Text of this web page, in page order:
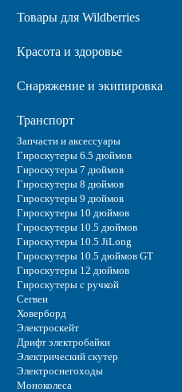
Товары для Wildberries
Красота и здоровье
Снаряжение и экипировка
Транспорт
Запчасти и аксессуары
Гироскутеры 6.5 дюймов
Гироскутеры 7 дюймов
Гироскутеры 8 дюймов
Гироскутеры 9 дюймов
Гироскутеры 10 дюймов
Гироскутеры 10.5 дюймов
Гироскутеры 10.5 JiLong
Гироскутеры 10.5 дюймов GT
Гироскутеры 12 дюймов
Гироскутеры с ручкой
Сегвеи
Ховерборд
Электроскейт
Дрифт электробайки
Электрический скутер
Электроснегоходы
Моноколеса